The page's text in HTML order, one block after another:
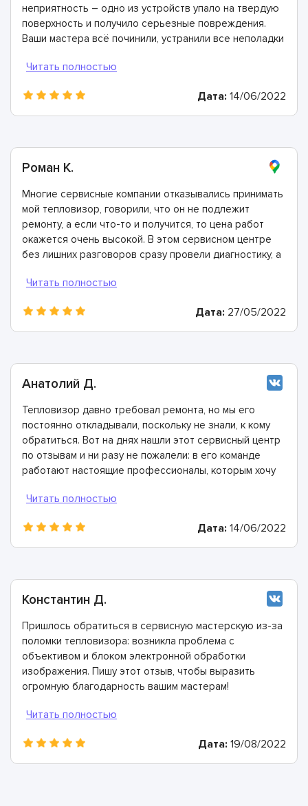
неприятность – одно из устройств упало на твердую
поверхность и получило серьезные повреждения.
Ваши мастера всё починили, устранили все неполадки
Дата: 14/06/2022
Роман К.
Многие сервисные компании отказывались принимать
мой тепловизор, говорили, что он не подлежит
ремонту, а если что-то и получится, то цена работ
окажется очень высокой. В этом сервисном центре
без лишних разговоров сразу провели диагностику, а
Дата: 27/05/2022
Анатолий Д.
Тепловизор давно требовал ремонта, но мы его
постоянно откладывали, поскольку не знали, к кому
обратиться. Вот на днях нашли этот сервисный центр
по отзывам и ни разу не пожалели: в его команде
работают настоящие профессионалы, которым хочу
Дата: 14/06/2022
Константин Д.
Пришлось обратиться в сервисную мастерскую из-за
поломки тепловизора: возникла проблема с
объективом и блоком электронной обработки
изображения. Пишу этот отзыв, чтобы выразить
огромную благодарность вашим мастерам!
Дата: 19/08/2022